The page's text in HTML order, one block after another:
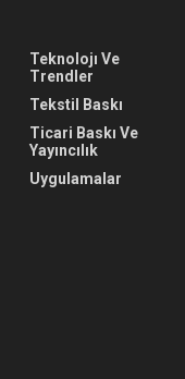
Teknolojı Ve
Trendler
Tekstil Baskı
Ticari Baskı Ve
Yayıncılık
Uygulamalar